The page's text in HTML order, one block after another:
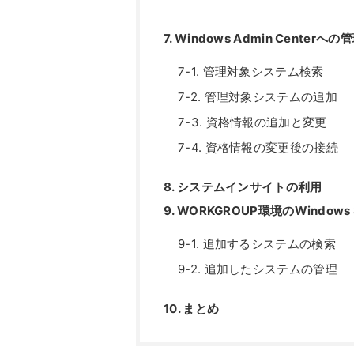
7. Windows Admin Centerへの管
7-1. 管理対象システム検索
7-2. 管理対象システムの追加
7-3. 資格情報の追加と変更
7-4. 資格情報の変更後の接続
8. システムインサイトの利用
9. WORKGROUP環境の
9-1. 追加するシステムの検索
9-2. 追加したシステムの管理
10. まとめ